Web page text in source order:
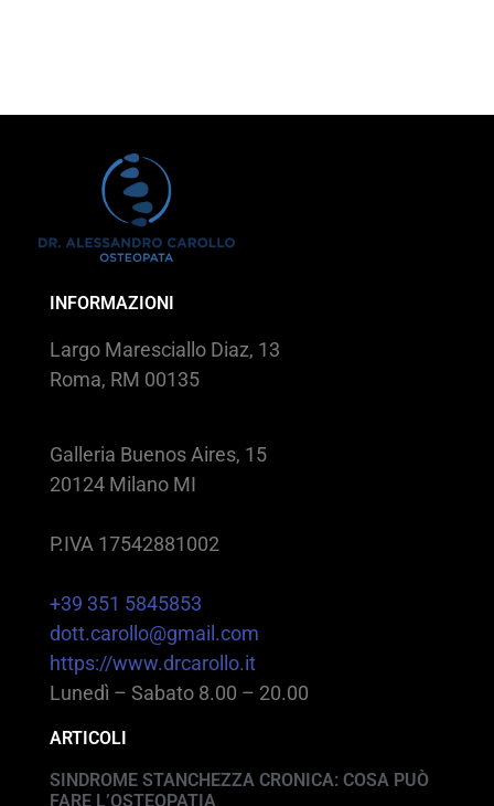
INFORMAZIONI
Largo Maresciallo Diaz, 13
Roma, RM 00135
Galleria Buenos Aires, 15
20124 Milano MI
P.IVA 17542881002
+39 351 5845853
dott.carollo@gmail.com
https://www.drcarollo.it
Lunedì – Sabato 8.00 – 20.00
ARTICOLI
SINDROME STANCHEZZA CRONICA: COSA PUÒ
FARE L’OSTEOPATIA